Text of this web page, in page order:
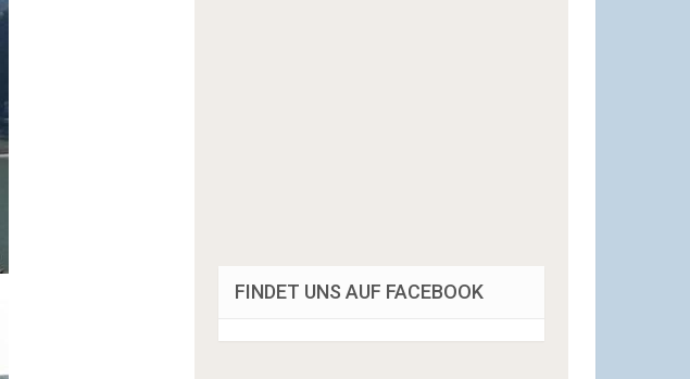
FINDET UNS AUF FACEBOOK